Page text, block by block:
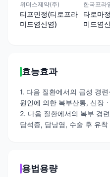
위더스제약(주)
티프민정(티로프라
미드염산염)
한국프라
타로마
미드염
효능효과
1. 다음 질환에서의 급성 경
원인에 의한 복부산통, 신장
2. 다음 질환에서의 복부 경
담석증, 담낭염, 수술 후 유착
용법용량